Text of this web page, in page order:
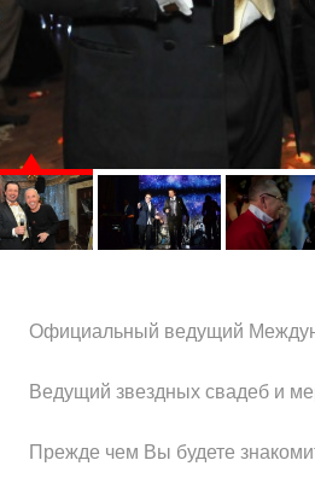
Официальный ведущий
Ведущий звездных свадеб и
Прежде чем Вы будете